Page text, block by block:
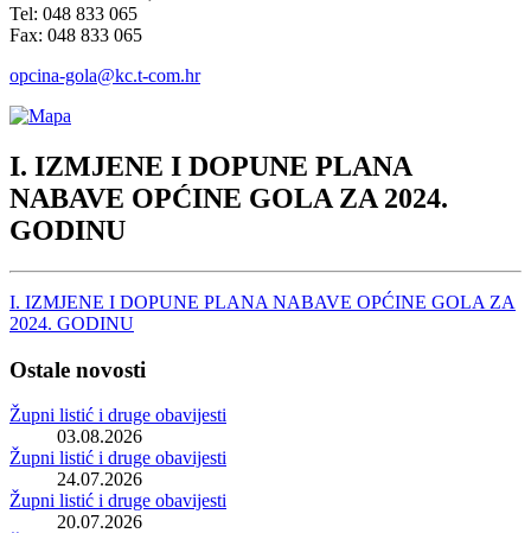
Tel: 048 833 065
Fax: 048 833 065
opcina-gola@kc.t-com.hr
I. IZMJENE I DOPUNE PLANA
NABAVE OPĆINE GOLA ZA 2024.
GODINU
I. IZMJENE I DOPUNE PLANA NABAVE OPĆINE GOLA ZA
2024. GODINU
Ostale novosti
Župni listić i druge obavijesti
03.08.2026
Župni listić i druge obavijesti
24.07.2026
Župni listić i druge obavijesti
20.07.2026